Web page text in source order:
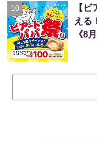
10
【
える
《8